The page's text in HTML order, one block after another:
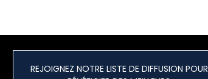
REJOIGNEZ NOTRE LISTE DE DIFFUSION POUR